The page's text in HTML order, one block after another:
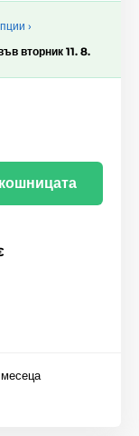
›
вторник 11. 8.